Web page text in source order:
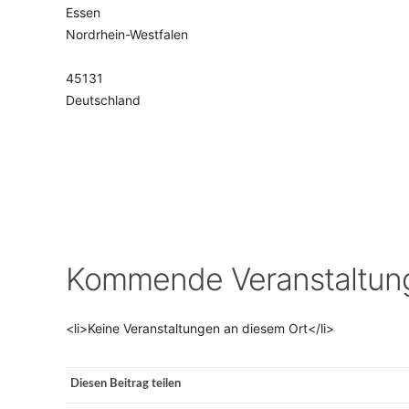
VERANSTALTUNGSORTE
Essen
Nordrhein-Westfalen
45131
Deutschland
Kommende
<li>Keine Veranstaltungen an diesem Ort</li>
Diesen Beitrag teilen